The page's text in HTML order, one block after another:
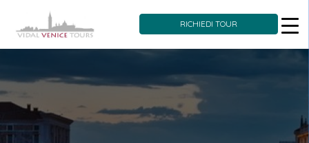
Skip
content
RICHIEDI TOUR